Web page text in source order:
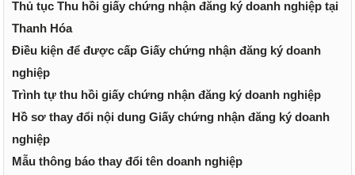
Thủ tục Thu hồi giấy chứng nhận đăng ký doanh nghiệp tại
Thanh Hóa
Điều kiện để được cấp Giấy chứng nhận đăng ký doanh
nghiệp
Trình tự thu hồi giấy chứng nhận đăng ký doanh nghiệp
Hồ sơ thay đổi nội dung Giấy chứng nhận đăng ký doanh
nghiệp
Mẫu thông báo thay đổi tên doanh nghiệp